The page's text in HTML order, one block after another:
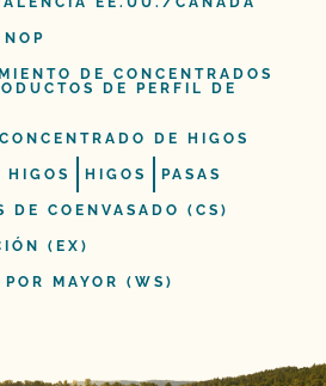
DE CONCENTRADOS
DE PERFIL DE
CONCENTRADO DE HIGOS
HIGOS HIGOS PASAS
DE COENVASADO (CS)
(EX)
MAYOR (WS)